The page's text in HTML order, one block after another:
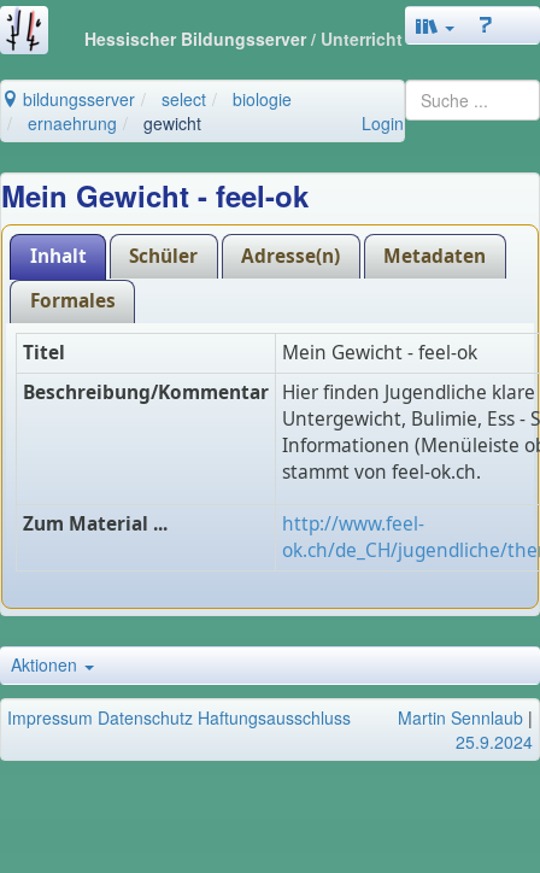
Hessischer Bildungsserver/ Unterricht
bildungsserver select
biologie
ernaehrung
gewicht Login
Mein Gewicht - feel-ok
Inhalt Schüler Adresse(n)
Metadaten
Formales
Titel
Mein Gewicht - feel-ok
Beschreibung/Kommentar Hier finden Jugendliche
Untergewicht, Bulimie, Ess -
Informationen (Menüleiste
stammt von feel-ok.ch.
Zum Material ...
http://www.feel-
ok.ch/de_CH/jugendliche/
Aktionen
Impressum Datenschutz Haftungsausschluss Martin Sennlaub |
25.9.2024